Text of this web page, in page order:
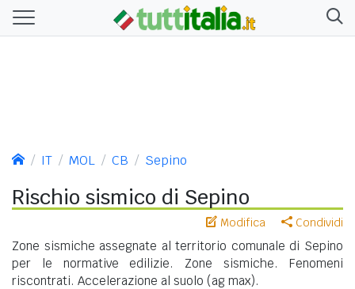
IT MOL CB Sepino
Rischio sismico di Sepino
Modifica Condividi
Zone sismiche assegnate al territorio comunale di Sepino
per le normative edilizie. Zone sismiche. Fenomeni
riscontrati. Accelerazione al suolo (ag max).